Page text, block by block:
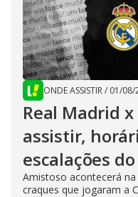
ONDE ASSISTIR/ 01/08/
Real Madrid
assistir,
escalações
Amistoso acontecerá
craques que jogaram a